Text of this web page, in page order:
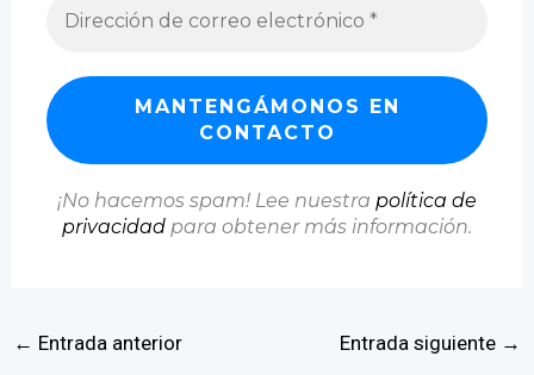
¡No hacemos spam! Lee nuestra política de
privacidad para obtener más información.
← Entrada anterior Entrada siguiente →